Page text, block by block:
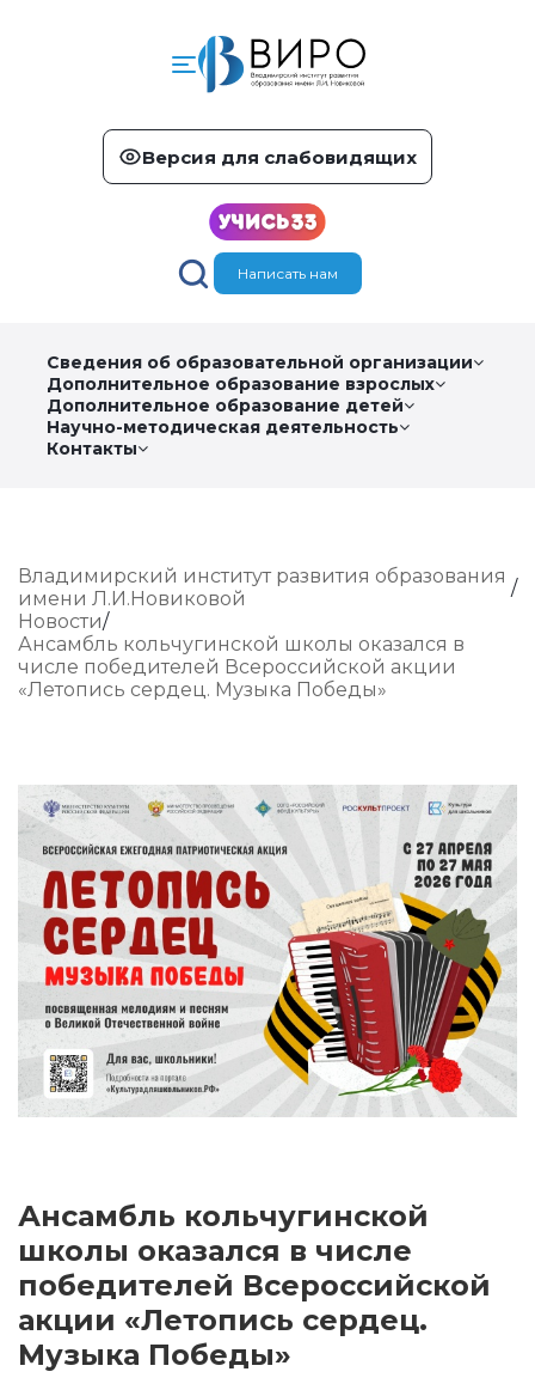
Версия для слабовидящих
Написать нам
Сведения об образовательной организации
Дополнительное образование взрослых
Дополнительное образование детей
Научно-методическая деятельность
Контакты
Владимирский институт развития образования
имени Л.И.Новиковой
Новости
Ансамбль кольчугинской школы оказался в
числе победителей Всероссийской акции
«Летопись сердец. Музыка Победы»
Ансамбль кольчугинской
школы оказался в числе
победителей Всероссийской
акции «Летопись сердец.
Музыка Победы»